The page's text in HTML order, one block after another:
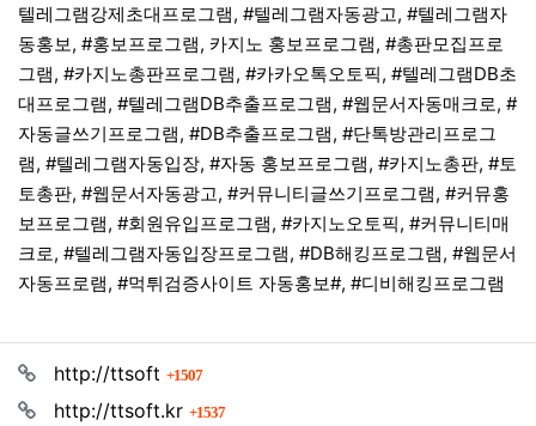
텔레그램강제초대프로그램, #텔레그램자동광고, #텔레그램자
동홍보, #홍보프로그램, 카지노 홍보프로그램, #총판모집프로
그램, #카지노총판프로그램, #카카오톡오토픽, #텔레그램DB초
대프로그램, #텔레그램DB추출프로그램, #웹문서자동매크로, #
자동글쓰기프로그램, #DB추출프로그램, #단톡방관리프로그
램, #텔레그램자동입장, #자동 홍보프로그램, #카지노총판, #토
토총판, #웹문서자동광고, #커뮤니티글쓰기프로그램, #커뮤홍
보프로그램, #회원유입프로그램, #카지노오토픽, #커뮤니티매
크로, #텔레그램자동입장프로그램, #DB해킹프로그램, #웹문서
자동프로램, #먹튀검증사이트 자동홍보#, #디비해킹프로그램
http://ttsoft 1507회 연결
http://ttsoft.kr
1537회 연결